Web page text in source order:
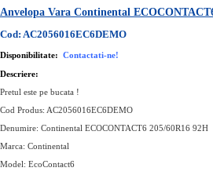
Anvelopa Vara Continental
Cod: AC2056016EC6DEMO
Disponibilitate: Contactati-ne!
Descriere:
Pretul este pe bucata !
Cod Produs: AC2056016EC6DEMO
Denumire: Continental ECOCONTACT6 205/60R16 92H
Marca: Continental
Model: EcoContact6